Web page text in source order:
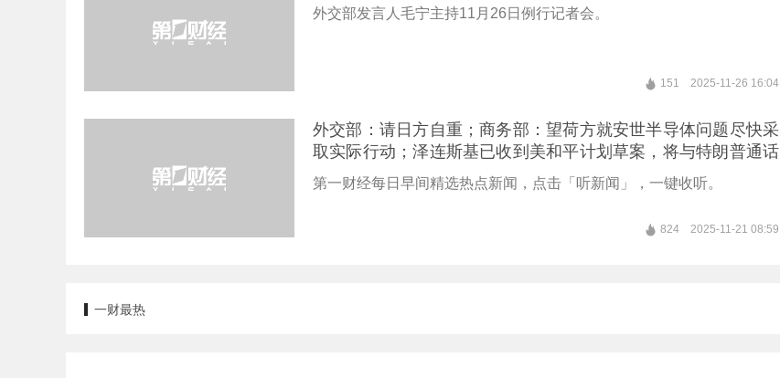
外交部发言人毛宁主持11月26日例行记者会。
151 2025-11-26 16:04
外交部：请日方自重；商务部：望荷方就安世半导体问题尽快采
取实际行动；泽连斯基已收到美和平计划草案，将与特朗普通话
磋商｜早报
第一财经每日早间精选热点新闻，点击「听新闻」，一键收听。
824 2025-11-21 08:59
一财最热